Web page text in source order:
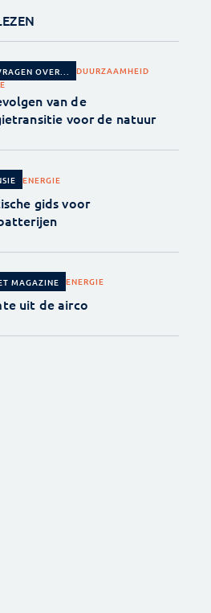
OVER...
DUURZAAMHEID
van de
voor de natuur
ENERGIE
gids voor
MAGAZINE ENERGIE
uit de airco